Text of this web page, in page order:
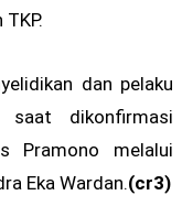
dan pelaku
saat dikonfirmasi
Pramono melalui
Eka Wardan.(cr3)